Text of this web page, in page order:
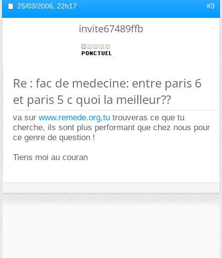
25/03/2006, 22h17 #3
invite67489ffb
Re : fac de medecine: entre paris 6
et paris 5 c quoi la meilleur??
va sur www.remede.org,tu trouveras ce que tu
cherche, ils sont plus performant que chez nous pour
ce genre de question !
Tiens moi au couran